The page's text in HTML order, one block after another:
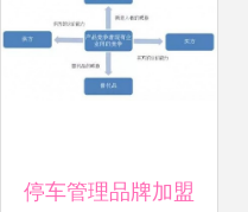
停车管理品牌加盟